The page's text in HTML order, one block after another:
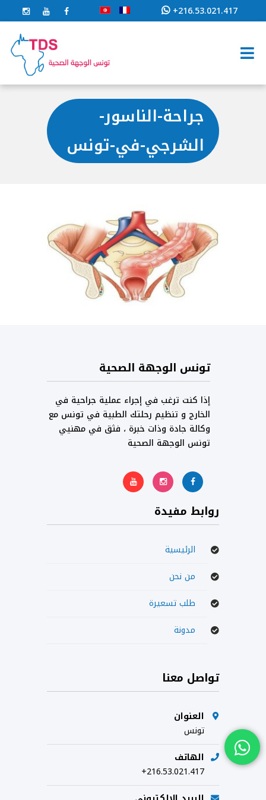
+216.53.021.417
جراحة-الناسور-
الشرجي-في-تونس
تونس الوجهة الصحية
إذا كنت ترغب في إجراء عملية جراحية في
الخارج و تنظيم رحلتك الطبية في تونس مع
وكالة جادة وذات خبرة ، فثق في مهنيي
تونس الوجهة الصحية
روابط مفيدة
الرئيسية
من نحن
طلب تسعيرة
مدونة
تواصل معنا
العنوان
تونس
الهاتف
+216.53.021.417